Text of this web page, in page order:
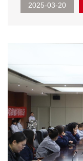
邹平市发展和改革
2025-03-20